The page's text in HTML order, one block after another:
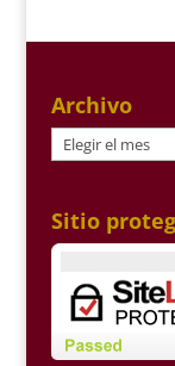
Archivo
Archivo
Sitio